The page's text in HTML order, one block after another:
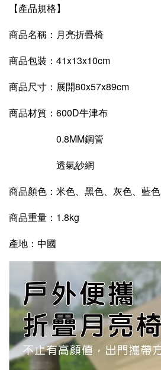
【產品規格】
商品名稱：月亮折疊椅
商品包裝：41x13x10cm
商品尺寸：展開80x57x89cm
商品材質：600D牛津布
0.8MM鋼管
透氣紗網
商品顏色：米色、黑色、灰色、藍色
商品重量：1.8kg
產地：中國